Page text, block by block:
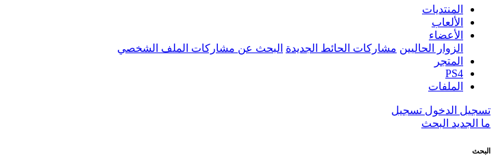
المنتديات
الألعاب
الأعضاء
الزوار الحاليين مشاركات الحائط الجديدة البحث عن مشاركات الملف الشخصي
المتجر
PS4
الملفات
تسجيل الدخول تسجيل
ما الجديد البحث
البحث